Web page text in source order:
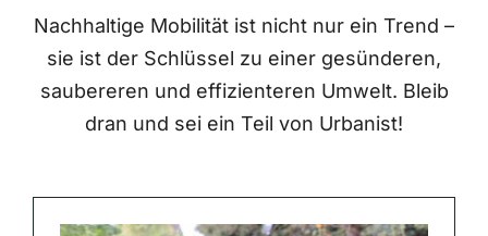
Nachhaltige Mobilität ist nicht nur ein Trend –
sie ist der Schlüssel zu einer gesünderen,
saubereren und effizienteren Umwelt. Bleib
dran und sei ein Teil von Urbanist!